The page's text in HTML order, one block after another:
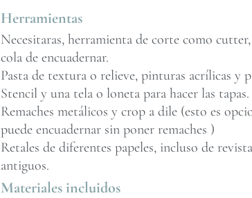
Herramientas
Necesitaras, herramienta de corte como
cola de encuadernar.
Pasta de textura o relieve, pinturas acrílicas y
Stencil y una tela o loneta para hacer las tapas.
Remaches metálicos y crop a dile (esto es
puede encuadernar sin poner remaches )
Retales de diferentes papeles, incluso de
antiguos.
Materiales incluidos